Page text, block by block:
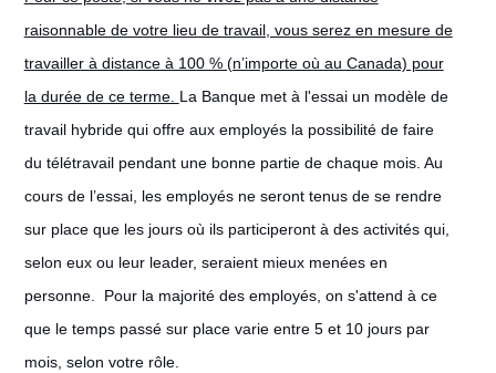
raisonnable de votre lieu de travail, vous serez en mesure de
travailler à distance à 100 % (n’importe où au Canada) pour
la durée de ce terme. La Banque met à l'essai un modèle de
travail hybride qui offre aux employés la possibilité de faire
du télétravail pendant une bonne partie de chaque mois. Au
cours de l’essai, les employés ne seront tenus de se rendre
sur place que les jours où ils participeront à des activités qui,
selon eux ou leur leader, seraient mieux menées en
personne. Pour la majorité des employés, on s'attend à ce
que le temps passé sur place varie entre 5 et 10 jours par
mois, selon votre rôle.